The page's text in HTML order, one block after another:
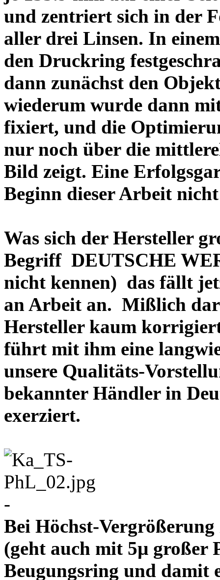
und zentriert sich in der
aller drei Linsen. In
den Druckring
dann zunächst den
wiederum wurde dann
fixiert, und die
nur noch über die
Bild zeigt. Eine
Beginn dieser Arbeit
Was sich der Hersteller
Begriff DEUTSCHE
nicht kennen) das fällt
an Arbeit an. Mißlich
Hersteller kaum
führt mit ihm eine
unsere Qualitäts-
bekannter Händler in
exerziert.
-
Bei Höchst-
(geht auch mit 5µ großer
Beugungsring und damit